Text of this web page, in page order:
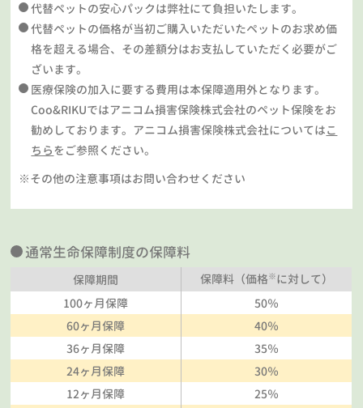
代替ペットの安心パックは弊社にて負担いたします。
代替ペットの価格が当初ご購入いただいたペットのお求め価
格を超える場合、その差額分はお支払していただく必要がご
ざいます。
医療保険の加入に要する費用は本保障適用外となります。
Coo&RIKUではアニコム損害保険株式会社のペット保険をお
勧めしております。アニコム損害保険株式会社についてはこ
ちらをご参照ください。
※その他の注意事項はお問い合わせください
通常生命保障制度の保障料
保障期間 保障料（価格※に対して）
100ヶ月保障
50％
60ヶ月保障
40％
36ヶ月保障
35％
24ヶ月保障
30％
12ヶ月保障
25％